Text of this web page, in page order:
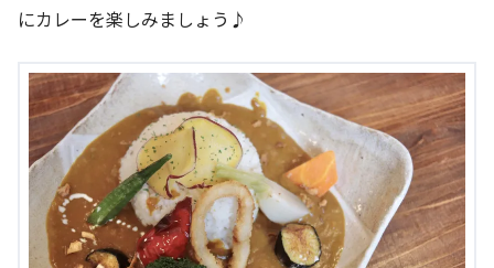
にカレーを楽しみましょう♪